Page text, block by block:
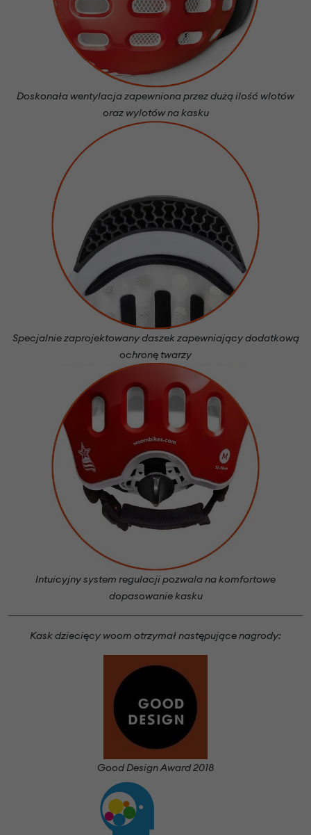
Doskonała wentylacja zapewniona przez dużą ilość wlotów
oraz wylotów na kasku
Specjalnie zaprojektowany daszek zapewniający dodatkową
ochronę twarzy
Intuicyjny system regulacji pozwala na komfortowe
dopasowanie kasku
Kask dziecięcy woom otrzymał następujące nagrody:
Good Design Award 2018